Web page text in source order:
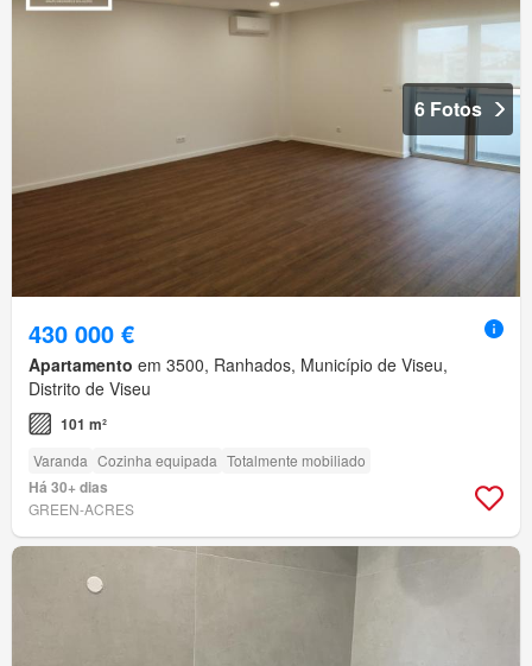
6 Fotos
430 000 €
Apartamento em 3500, Ranhados, Município de Viseu,
Distrito de Viseu
101 m²
Varanda Cozinha equipada Totalmente mobiliado
Há 30+ dias
GREEN-ACRES